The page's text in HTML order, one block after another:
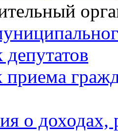
приема
о доходах,